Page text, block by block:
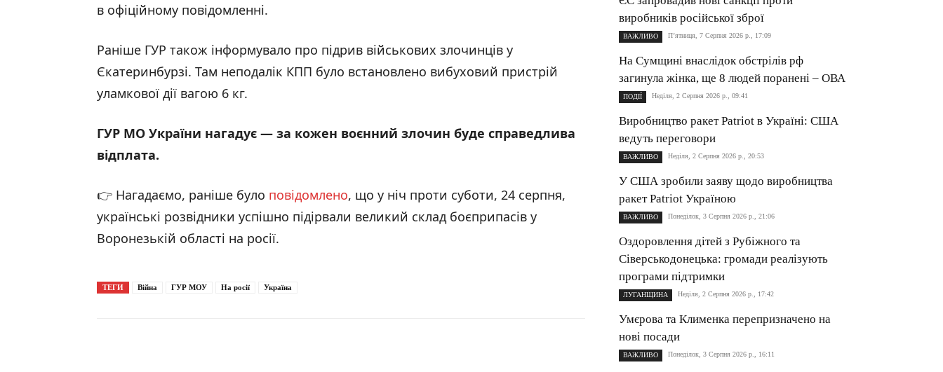
в офіційному повідомленні.
Раніше ГУР також інформувало про підрив військових злочинців у
Єкатеринбурзі. Там неподалік КПП було встановлено вибуховий пристрій
уламкової дії вагою 6 кг.
ГУР МО України нагадує ― за кожен воєнний злочин буде справедлива
відплата.
👉 Нагадаємо, раніше було повідомлено, що у ніч проти суботи, 24 серпня,
українські розвідники успішно підірвали великий склад боєприпасів у
Воронезькій області на росії.
ТЕГИ Війна ГУР МОУ На росії Україна
виробників російської зброї
ВАЖЛИВО П’ятниця, 7 Серпня 2026 р., 17:09
На Сумщині внаслідок обстрілів рф
загинула жінка, ще 8 людей поранені – ОВА
ПОДІЇ Неділя, 2 Серпня 2026 р., 09:41
Виробництво ракет Patriot в Україні: США
ведуть переговори
ВАЖЛИВО Неділя, 2 Серпня 2026 р., 20:53
У США зробили заяву щодо виробництва
ракет Patriot Україною
ВАЖЛИВО Понеділок, 3 Серпня 2026 р., 21:06
Оздоровлення дітей з Рубіжного та
Сіверськодонецька: громади реалізують
програми підтримки
ЛУГАНЩИНА Неділя, 2 Серпня 2026 р., 17:42
Умєрова та Клименка перепризначено на
нові посади
ВАЖЛИВО Понеділок, 3 Серпня 2026 р., 16:11